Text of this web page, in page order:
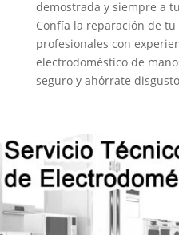
demostrada y siempre a
Confía la reparación de
profesionales con
electrodoméstico de
seguro y ahórrate